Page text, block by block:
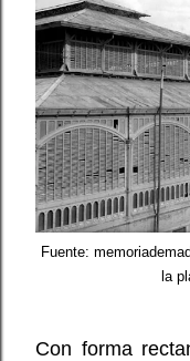
Fuente:
la
Con forma